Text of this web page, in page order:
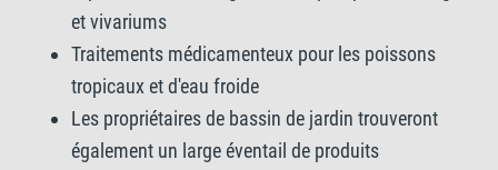
et vivariums
Traitements médicamenteux pour les poissons
tropicaux et d'eau froide
Les propriétaires de bassin de jardin trouveront
également un large éventail de produits